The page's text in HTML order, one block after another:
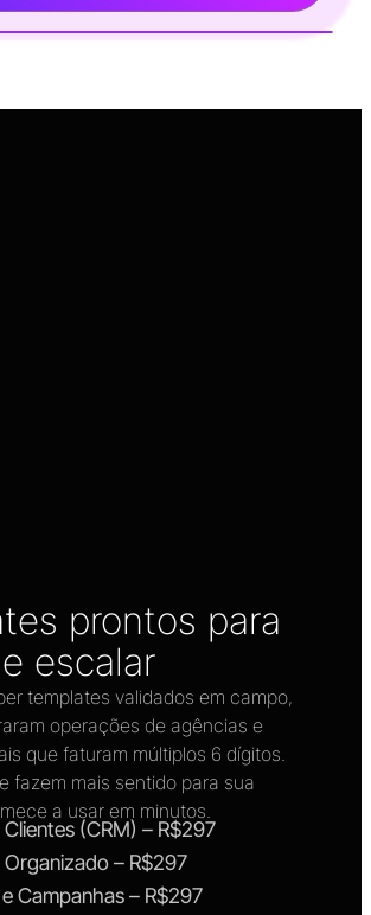
prontos para
escalar
templates validados em campo,
operações de agências e
que faturam múltiplos 6 dígitos.
fazem mais sentido para sua
a usar em minutos.
(CRM) – R$297
Organizado – R$297
Campanhas – R$297